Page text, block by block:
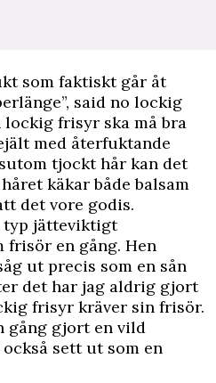
som faktiskt går åt
said no lockig
lockig frisyr ska må bra
med återfuktande
tjockt hår kan det
käkar både balsam
det vore godis.
typ jätteviktigt
frisör en gång. Hen
ut precis som en sån
det har jag aldrig gjort
frisyr kräver sin frisör.
gång gjort en vild
sett ut som en